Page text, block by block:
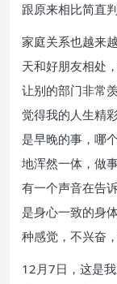
跟原来相比简直
家庭关系也越来
天和好朋友相处
让别的部门非常
觉得我的人生精
是早晚的事，哪
地浑然一体，做
有一个声音在告
是身心一致的身
种感觉，不兴奋
12月7日，这是